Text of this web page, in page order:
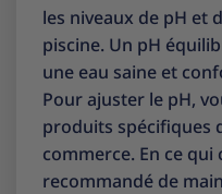
les niveaux de pH et
piscine. Un pH
une eau saine et
Pour ajuster le pH,
produits spécifiques
commerce. En ce
recommandé de